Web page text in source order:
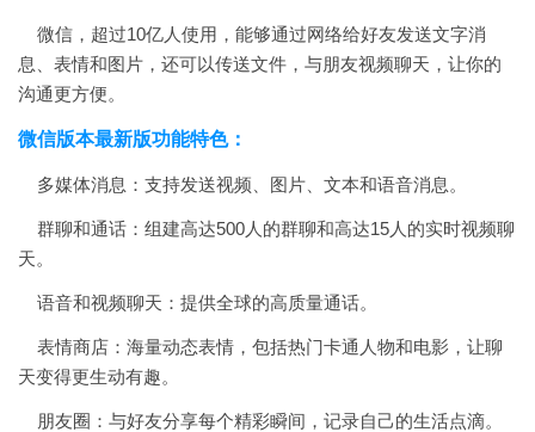
微信，超过10亿人使用，能够通过网络给好友发送文字消
息、表情和图片，还可以传送文件，与朋友视频聊天，让你的
沟通更方便。
微信版本最新版功能特色：
多媒体消息：支持发送视频、图片、文本和语音消息。
群聊和通话：组建高达500人的群聊和高达15人的实时视频聊
天。
语音和视频聊天：提供全球的高质量通话。
表情商店：海量动态表情，包括热门卡通人物和电影，让聊
天变得更生动有趣。
朋友圈：与好友分享每个精彩瞬间，记录自己的生活点滴。